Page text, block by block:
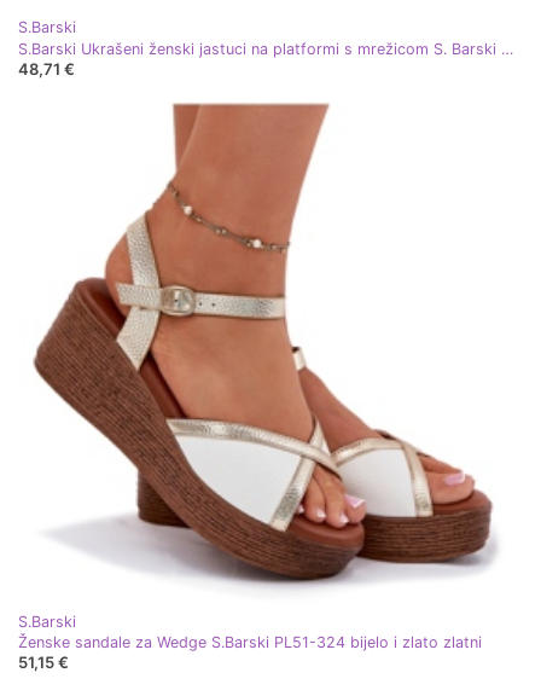
S.Barski
S.Barski Ukrašeni ženski jastuci na platformi s mrežicom S. Barski My51-016 Złote zlatni
48,71 €
S.Barski
Ženske sandale za Wedge S.Barski PL51-324 bijelo i zlato zlatni
51,15 €